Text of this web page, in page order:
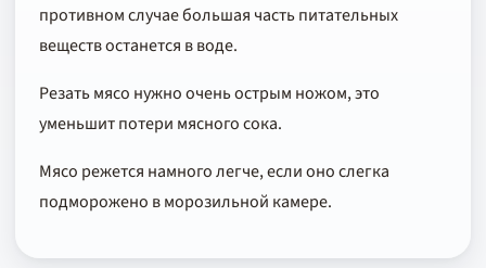
противном случае большая часть питательных
веществ останется в воде.
Резать мясо нужно очень острым ножом, это
уменьшит потери мясного сока.
Мясо режется намного легче, если оно слегка
подморожено в морозильной камере.